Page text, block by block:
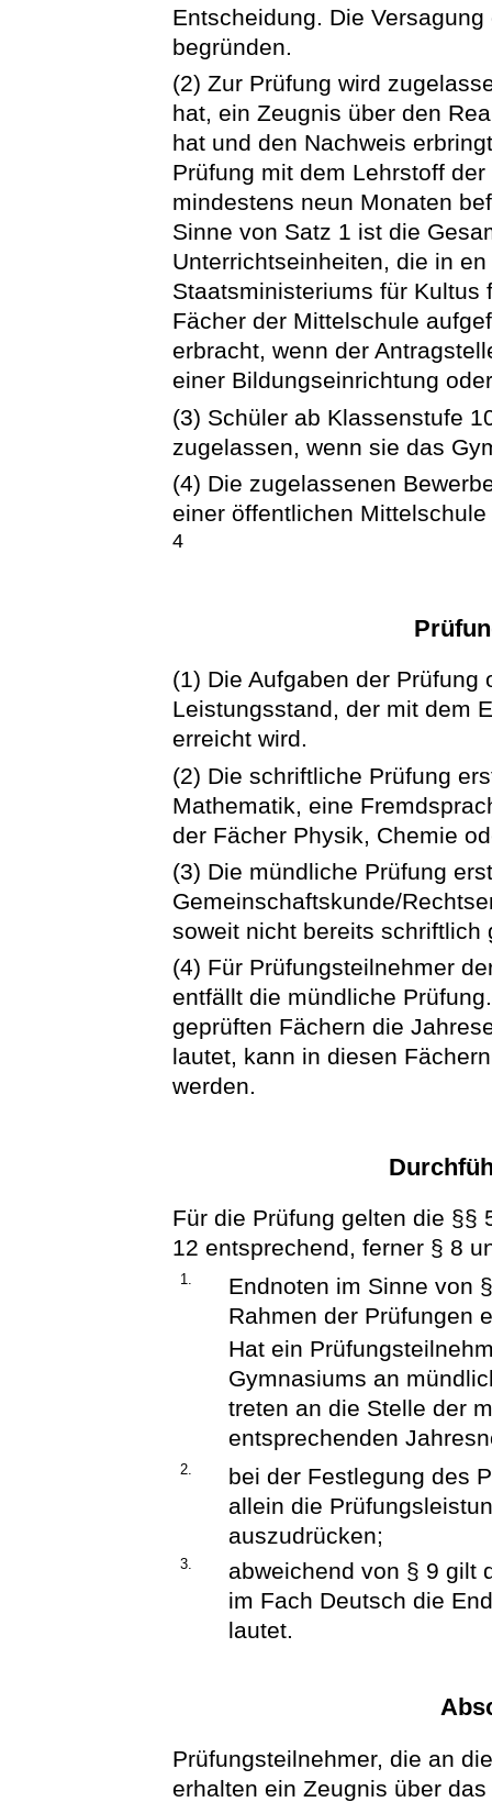
Entscheidung. Die
begründen.
(2) Zur Prüfung wird
hat, ein Zeugnis über den
hat und den Nachweis
Prüfung mit dem Lehrstoff
mindestens neun Monaten
Sinne von Satz 1 ist die
Unterrichtseinheiten, die in
Staatsministeriums für Kultus
Fächer der Mittelschule
erbracht, wenn der
einer Bildungseinrichtung
(3) Schüler ab Klassenstufe
zugelassen, wenn sie das
(4) Die zugelassenen
einer öffentlichen
4
(1) Die Aufgaben der
Leistungsstand, der mit dem
erreicht wird.
(2) Die schriftliche Prüfung
Mathematik, eine
der Fächer Physik, Chemie
(3) Die mündliche Prüfung
Gemeinschaftskunde/
soweit nicht bereits schriftlich
(4) Für Prüfungsteilnehmer
entfällt die mündliche
geprüften Fächern die
lautet, kann in diesen
werden.
Für die Prüfung gelten die §§
12 entsprechend, ferner § 8
1.
Endnoten im Sinne von
Rahmen der Prüfungen
Hat ein
Gymnasiums an
treten an die Stelle der
entsprechenden
2.
bei der Festlegung des
allein die
auszudrücken;
3.
abweichend von § 9 gilt
im Fach Deutsch die
lautet.
Prüfungsteilnehmer, die an
erhalten ein Zeugnis über